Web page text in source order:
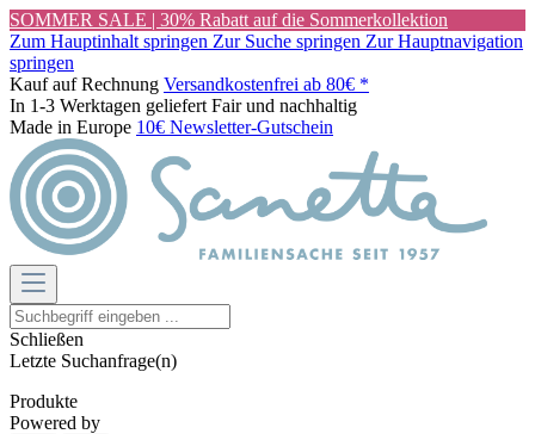
SOMMER SALE | 30% Rabatt auf die Sommerkollektion
Zum Hauptinhalt springen Zur Suche springen Zur Hauptnavigation
springen
Kauf auf Rechnung Versandkostenfrei ab 80€ *
In 1-3 Werktagen geliefert Fair und nachhaltig
Made in Europe 10€ Newsletter-Gutschein
Schließen
Letzte Suchanfrage(n)
Produkte
Powered by